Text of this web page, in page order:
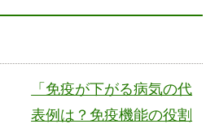
「免疫が下がる病気の代
表例は？免疫機能の役割